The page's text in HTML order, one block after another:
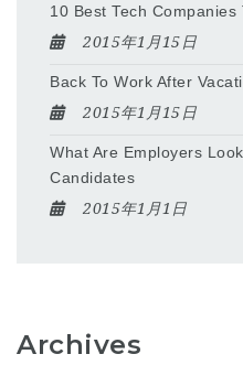
10 Best Tech
2015年1月15日
Back To Work After
2015年1月15日
What Are Employers
Candidates
2015年1月1日
Archives